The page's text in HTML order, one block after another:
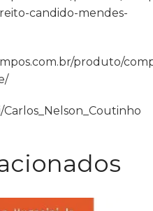
candido-mendes-
produto/